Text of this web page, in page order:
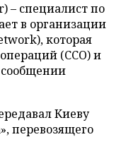
– специалист по
в организации
которая
(ССО) и
сообщении
Киеву
перевозящего